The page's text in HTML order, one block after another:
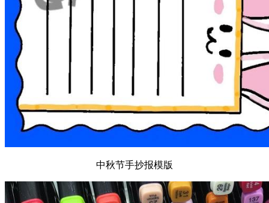
中秋节手抄报模版